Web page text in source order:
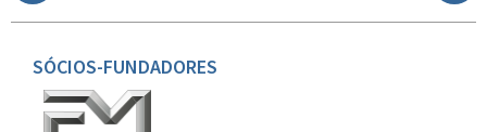
SÓCIOS-FUNDADORES